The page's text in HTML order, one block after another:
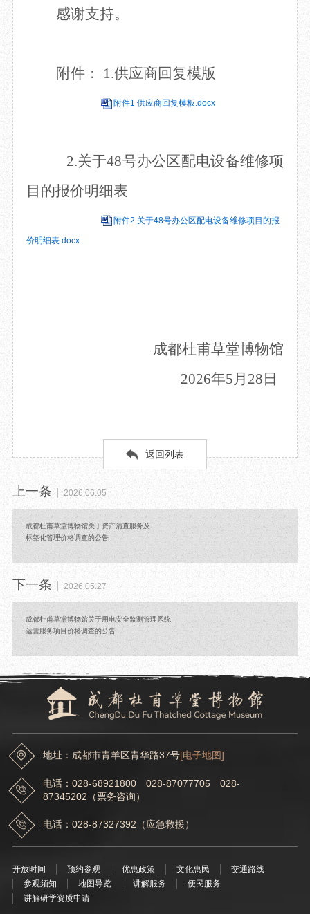
感谢支持。
附件： 1.供应商回复模版
附件1 供应商回复模板.docx
2.关于48号办公区配电设备维修项
目 的报价明细表
附件2 关于48号办公区配电设备维修项目的报
价明细表.docx
成都杜甫草堂博物馆
2026年5月 28 日
返回列表
上一条 2026.06.05
成都杜甫草堂博物馆关于资产清查服务及
标签化管理价格调查的公告
下一条 2026.05.27
成都杜甫草堂博物馆关于用电安全监测管理系统
运营服务项目价格调查的公告
地址：成都市青羊区青华路37号[电子地图]
电话：028-68921800 028-87077705 028-
87345202（票务咨询）
电话：028-87327392（应急救援）
开放时间 预约参观 优惠政策 文化惠民
交通路线
参观须知
地图导览 讲解服务
便民服务
讲解研学资质申请